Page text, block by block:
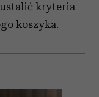
ustalić kryteria
koszyka.